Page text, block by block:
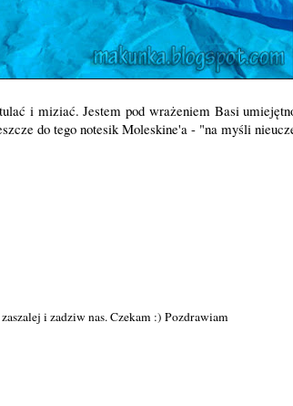
i miziać. Jestem pod wrażeniem Basi
do tego notesik Moleskine'a - "na myśli
i zadziw nas. Czekam :) Pozdrawiam